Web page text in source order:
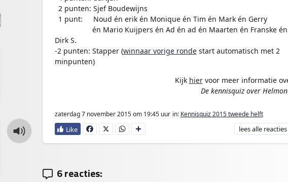
2 punten: Sjef Boudewijns
1 punt:
Noud én erik én Monique én Tim én Mark én Gerry
én Mario Kuijpers én Ad én ad én Maarten én Franske én
Dirk S.
-2 punten: Stapper (winnaar vorige rondestart automatisch met 2
minpunten)
Kijk hiervoor meer informatie
De kennisquiz over
zaterdag 7 november 2015om 19:45 uur in: Kennisquiz 2015 tweede helft
Fa
ce
X
W
ha
D
e
leesalle reacties
6 reacties: